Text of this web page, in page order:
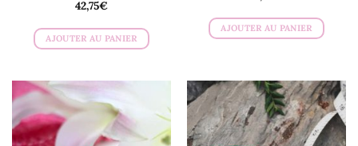
42,75€
AJOUTER AU PANIER
AJOUTER AU PANIER